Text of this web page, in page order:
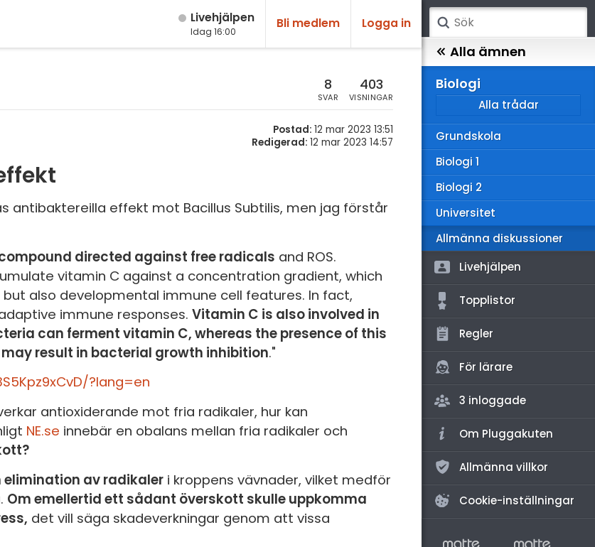
Live­hjälpen
Idag 16:00
Bli medlem Logga in
8
SVAR
403
VISNINGAR
Postad: 12 mar 2023 13:51
Redigerad: 12 mar 2023 14:57
antibaktereilla effekt mot Bacillus Subtilis, men jag förstår
directed against free radicals and ROS.
vitamin C against a concentration gradient, which
also developmental immune cell features. In fact,
immune responses. Vitamin C is also involved in
can ferment vitamin C, whereas the presence of this
result in bacterial growth inhibition."
?lang=en
antioxiderande mot fria radikaler, hur kan
NE.se innebär en obalans mellan fria radikaler och
av radikaler i kroppens vävnader, vilket medför
Om emellertid ett sådant överskott skulle uppkomma
det vill säga skadeverkningar genom att vissa
Matematik
Kemi
Biologi
Alla ämnen
Biologi
Alla trådar
Grundskola
Biologi 1
Biologi 2
Universitet
Allmänna diskussioner
Livehjälpen
Topplistor
Regler
För lärare
3 inloggade
Om Pluggakuten
Allmänna villkor
Cookie-inställningar
Programmering
Engelska
Fler språk
Samhällsorientering
Ekonomi
Övriga diskussioner